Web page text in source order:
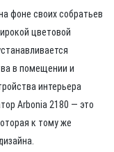
фоне своих собратьев
цветовой
в помещении и
интерьера
Arbonia 2180 — это
к тому же